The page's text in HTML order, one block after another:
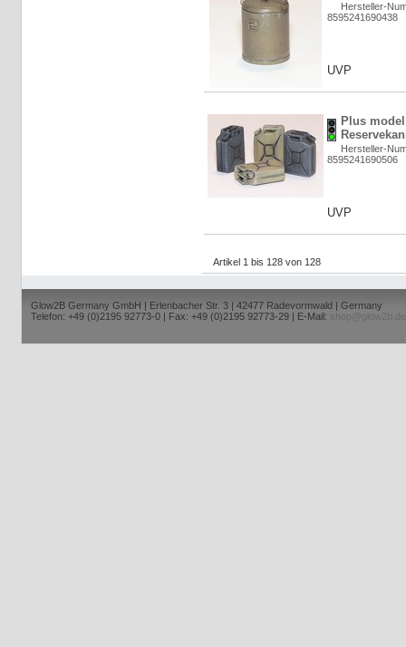
Hersteller-
8595241690438
UVP
Plus
Hersteller-
8595241690506
UVP
Artikel 1 bis 128 von 128
Glow2B Germany GmbH | Erlenbacher Str. 3 | 42477 Radevormwald | Germany
Telefon: +49 (0)2195 92773-0 | Fax: +49 (0)2195 92773-29 | E-Mail:
shop@glow2b.de